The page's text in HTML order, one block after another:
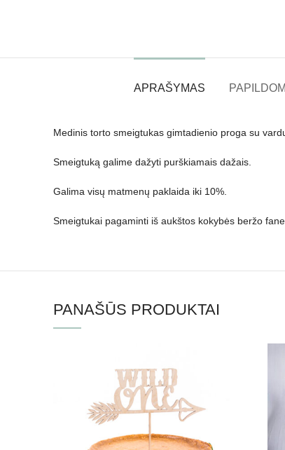
APRAŠYMAS
Medinis torto smeigtukas gimtadienio proga su
Smeigtuką galime dažyti purškiamais dažais.
Galima visų matmenų paklaida iki 10%.
Smeigtukai pagaminti iš aukštos kokybės beržo
PANAŠŪS PRODUKTAI